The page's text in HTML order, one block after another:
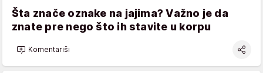
Šta znače oznake na jajima? Važno je da
znate pre nego što ih stavite u korpu
Komentariši